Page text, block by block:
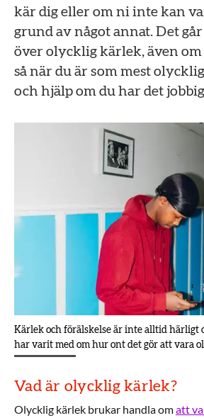
kär dig eller om ni inte kan
grund av något annat. Det
över olycklig kärlek, även
så när du är som mest
och hjälp om du har det
Kärlek och förälskelse är inte alltid härligt
har varit med om hur ont det gör att vara
Vad är olycklig kärlek?
Olycklig kärlek brukar handla omatt